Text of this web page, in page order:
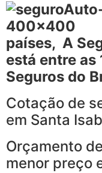
países, A
está entre as
Seguros do
Cotação de
em Santa
Orçamento
menor preço